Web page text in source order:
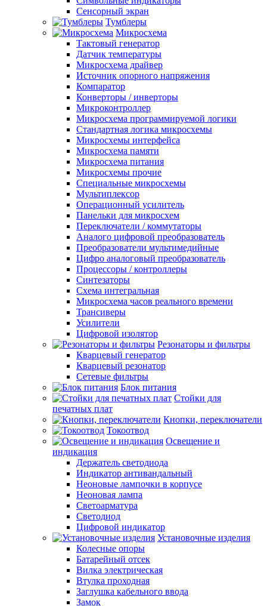
Сенсорный экран
Тумблеры
Микросхема
Тактовый генератор
Датчик температуры
Микросхема драйвер
Источник опорного напряжения
Компаратор
Конверторы / инверторы
Микроконтроллер
Микросхема программируемой логики
Стандартная логика микросхемы
Микросхемы интерфейса
Микросхема памяти
Микросхема питания
Микросхемы прочие
Специальные микросхемы
Мультиплексор
Операционный усилитель
Панельки для микросхем
Переключатели / коммутаторы
Аналого цифровой преобразователь
Преобразователи мультимедийные
Цифро аналоговый преобразователь
Процессоры / контроллеры
Синтезаторы
Схема интегральная
Микросхема часов реального времени
Трансиверы
Усилители
Цифровой изолятор
Резонаторы и фильтры
Кварцевый генератор
Кварцевый резонатор
Сетевые фильтры
Блок питания
Стойки для
печатных плат
Кнопки, переключатели
Токоотвод
Освещение и
индикация
Держатель светодиода
Индикатор антивандальный
Неоновые лампочки в корпусе
Неоновая лампа
Светоарматура
Светодиод
Цифровой индикатор
Установочные изделия
Колесные опоры
Батарейный отсек
Вилка электрическая
Втулка проходная
Заглушка кабельного ввода
Замок